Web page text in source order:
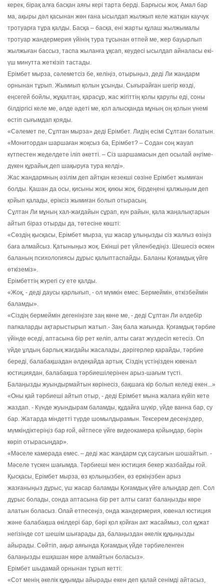
керек, бірақ алға басқан аяғы кері тарта берді. Барғысы жоқ. Амал бар
ма, ақыры дәл қасынан жөн ғана ысылдап жылжып келе жатқан каучук
тротуарға тұра қалды. Басқа – басқа, ені жарты құлаш жылжымалы
тротуар жандермерия үйінің тура тұсынан өтпей ме, жер бауырлып
жылжыған бассыз, таспа жыланға ұқсап, кеудесі ысылдап айналасы екі-
үш минутта жеткізіп тастады.
Ерімбет мырза, сәлеметсіз бе, келіңіз, отырыңыз, деді Ли жандарм
орнынан тұрып. Жымиып қолын ұсынды. Сығырайған шегір көзді,
еңсегей бойлы, жұқалтаң, қарасұр, жас жігіттің қолы қарулы еді, соны
білдіргісі келе ме, әлде әдеті ме, қол алысқанда мұның оң қолын үнемі
өстіп сығымдап қояды.
«Сәлемет пе, Сұлтан мырза» деді Ерімбет. Лидің есімі Сұлтан болатын.
«Монитордан шаршаған жоқсыз ба, Ерімбет? – Содан соң жауап
күтпестен жеделдете іліп әкетті. – Сіз шаршамасын деп осылай әңгіме-
дүкен құрайық деп шақыруға тура келді».
Жас жандармның әзілім деп айтқан кезекші сөзіне Ерімбет жымиған
болды. Қашан да осы, қисыны жоқ, қиюы жоқ, бірдеңені қалжыңым деп
қойып қалады, еріксіз жымиған болып отырасың.
Сұлтан Ли мұның хал-жағдайын сұрап, күн райын, қала жаңалықтарын
айтып біраз отырды да, төтесіне көшті:
«Сөздің қысқасы, Ерімбет мырза, үш жасар ұлыңызды сіз жалғыз өзіңіз
баға алмайсыз. Қатыныңыз жоқ. Екінші рет үйленбедіңіз. Шешесіз өскен
баланың психологиясы дұрыс қалыптаспайды. Баланы Қоғамдық үйге
өткіземіз».
Ерімбеттің жүрегі су ете қалды.
«Жоқ, - деді даусы қарлығып, - ол мүмкін емес. Бермеймін, өткізбеймін
баламды».
«Сіздің бермеймін дегеніңізге заң көне ме, - деді Сұлтан Ли әлдебір
папкаларды ақтарыстырып жатып.- Заң бала жағында. Қоғамдық тәрбие
үйінде өседі, аптасына бір рет келіп, алты сағат жүздесіп кетесіз. Ол
үйде ұлдың барлық жағдайы жасалады, дәрігерлер қарайды, тәрбие
береді, балабақшадан әлдеқайда артық. Сіздің үстіңізден ювенал
юстициядан, балабақша тәрбиешілерінен арыз-шағым түсті.
Балаңызды жуындырмайтын көрінесіз, бақшаға кір болып келеді екен...»
«Оны қай тәрбиеші айтып отыр, - деді Ерімбет мына жалаға күйіп кете
жаздап. - Күнде жуындырам баламды, құдайға шүкір, үйде ванна бар, су
бар. Жатарда міндетті түрде шомылдырамын. Тексерем десеңіздер,
мүмкіндіктеріңіз бар ғой, әйтпесе үйге видеокамера қойыңдар, бәрін
көріп отырасыңдар».
«Мәселе камерада емес. – деді жас жандарм сұқ саусағын шошайтып. -
Мәселе түскен шағымда. Тәрбиеші мен юстиция бекер жазбайды ғой.
Қысқасы, Ерімбет мырза, өз қолыңызбен, өз еркіңізбен арыз
жазғаныңыз дұрыс, үш жасар баламды Қоғамдық үйге алыңдар деп. Сол
дұрыс болады, сонда аптасына бір рет алты сағат балаңызды көре
алатын боласыз. Олай етпесеңіз, онда жандермерия, ювенал юстиция
және балабақша өкілдері бар, бәрі қол қойған акт жасаймыз, сол құжат
негізінде сот шешім шығарады да, балаңыздан әкелік құқыңызды
айырады. Сөйтіп, ақыр аяғында Қоғамдық үйде тәрбиеленген
балаңызды ешқашан көре алмайтын боласыз».
Ерімбет шыдамай орнынан тұрып кетті:
«Сот менің әкелік құқымды айырады екен деп қалай сенімді айтасыз,